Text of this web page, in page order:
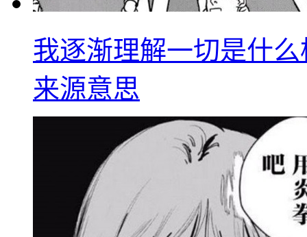
我逐渐理解一切是什
来源意思